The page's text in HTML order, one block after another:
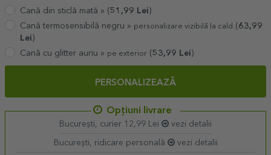
Cană din sticlă mată » (51,99 Lei)
Cană termosensibilă negru » personalizare vizibilă la cald (63,99
Lei)
Cană cu glitter auriu » pe exterior (53,99 Lei )
PERSONALIZEAZĂ
Opțiuni livrare
București, curier 12,99 Lei vezi detalii
București, ridicare personală vezi detalii